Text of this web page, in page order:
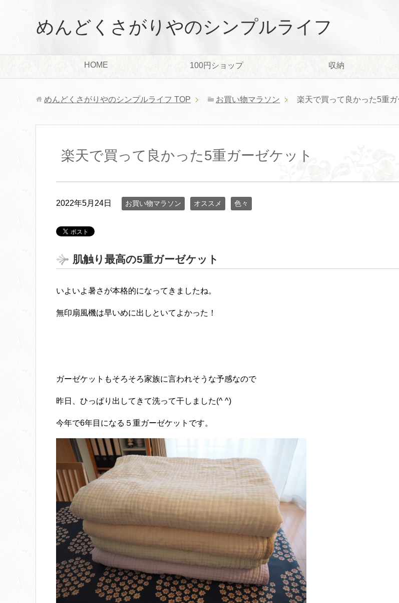
めんどくさがりやのシンプルライフ
HOME 100円ショップ 収納
めんどくさがりやのシンプルライフ TOP お買い物マラソン 楽天で買って良かった5重ガ
楽天で買って良かった5重ガーゼケット
2022年5月24日 お買い物マラソン オススメ 色々
肌触り最高の5重ガーゼケット
いよいよ暑さが本格的になってきましたね。
無印扇風機は早いめに出しといてよかった！
ガーゼケットもそろそろ家族に言われそうな予感なので
昨日、ひっぱり出してきて洗って干しました(^ ^)
今年で6年目になる５重ガーゼケットです。